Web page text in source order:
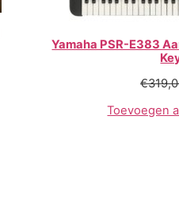
Yamaha PSR-E383
€
Toevoegen